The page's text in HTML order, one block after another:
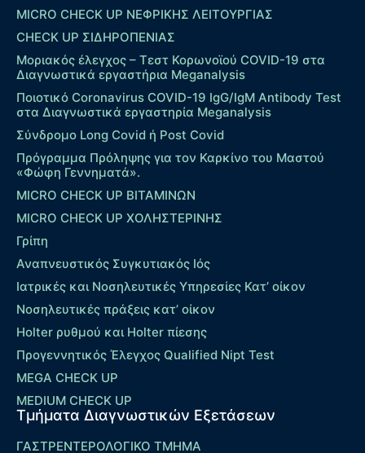
MICRO CHECK UP ΝΕΦΡΙΚΗΣ ΛΕΙΤΟΥΡΓΙΑΣ
CHECK UP ΣΙΔΗΡΟΠΕΝΙΑΣ
Μοριακός έλεγχος – Τεστ Κορωνοϊού COVID-19 στα
Διαγνωστικά εργαστήρια Meganalysis
Ποιοτικό Coronavirus COVID-19 IgG/IgM Antibody Test
στα Διαγνωστικά εργαστηρία Meganalysis
Σύνδρομο Long Covid ή Post Covid
Πρόγραμμα Πρόληψης για τον Καρκίνο του Μαστού
«Φώφη Γεννηματά».
MICRO CHECK UP ΒΙΤΑΜΙΝΩΝ
MICRO CHECK UP ΧΟΛΗΣΤΕΡΙΝΗΣ
Γρίπη
Αναπνευστικός Συγκυτιακός Ιός
Ιατρικές και Νοσηλευτικές Υπηρεσίες Κατ’ οίκον
Νοσηλευτικές πράξεις κατ’ οίκον
Holter ρυθμού και Holter πίεσης
Προγεννητικός Έλεγχος Qualified Nipt Test
MEGA CHECK UP
MEDIUM CHECK UP
Τμήματα Διαγνωστικών Εξετάσεων
ΓΑΣΤΡΕΝΤΕΡΟΛΟΓΙΚΟ ΤΜΗΜΑ